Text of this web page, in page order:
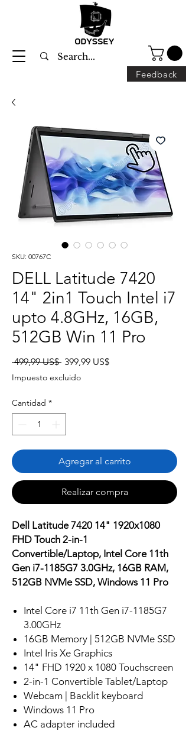
Feedback
SKU: 00767C
DELL Latitude 7420
14" 2in1 Touch Intel i7
upto 4.8GHz, 16GB,
512GB Win 11 Pro
499,99 US$ Precio
399,99 US$Precio
Impuesto excluido
Cantidad *
Agregar al carrito
Realizar compra
Dell Latitude 7420 14" 1920x1080
FHD Touch 2-in-1
Convertible/Laptop, Intel Core 11th
Gen i7-1185G7 3.0GHz, 16GB RAM,
512GB NVMe SSD, Windows 11 Pro
Intel Core i7 11th Gen i7-1185G7
3.00GHz
16GB Memory | 512GB NVMe SSD
Intel Iris Xe Graphics
14" FHD 1920 x 1080 Touchscreen
2-in-1 Convertible Tablet/Laptop
Webcam | Backlit keyboard
Windows 11 Pro
AC adapter included